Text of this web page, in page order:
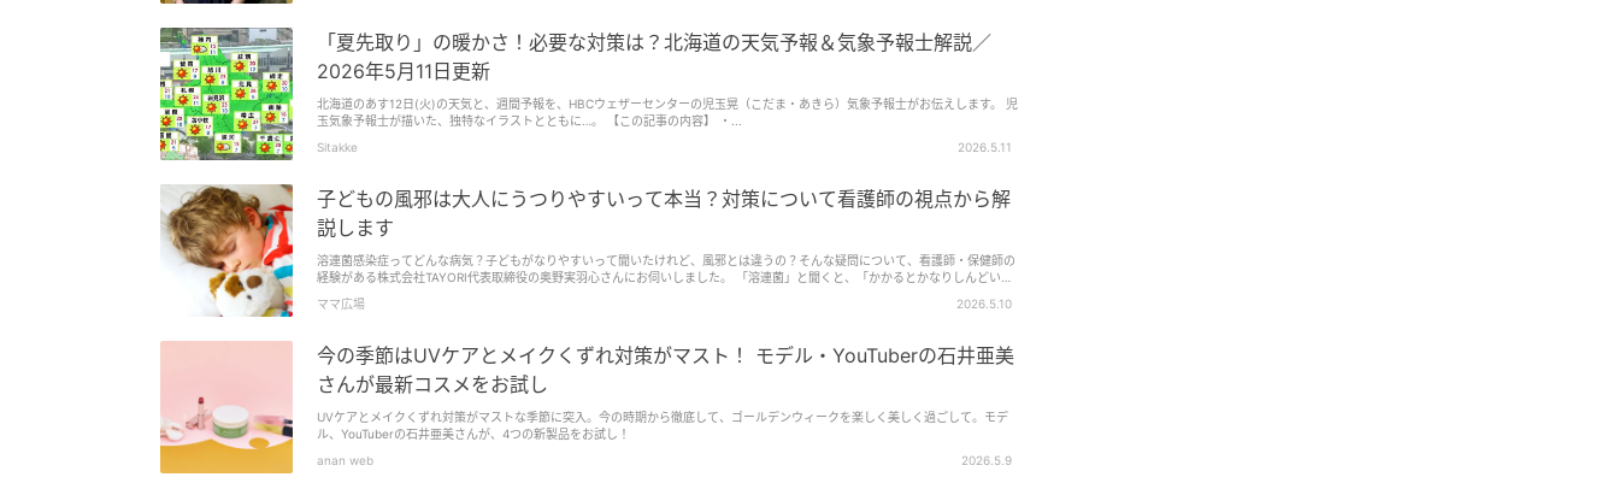
「夏先取り」の暖かさ！必要な対策は？北海道の天気予報＆気象予報士解説／
2026年5月11日更新
北海道のあす12日(火)の天気と、週間予報を、HBCウェザーセンターの児玉晃（こだま・あきら）気象予報士がお伝えします。 児
玉気象予報士が描いた、独特なイラストとともに…。 【この記事の内容】 ・...
Sitakke
2026.5.11
子どもの風邪は大人にうつりやすいって本当？対策について看護師の視点から解
説します
溶連菌感染症ってどんな病気？子どもがなりやすいって聞いたけれど、風邪とは違うの？そんな疑問について、看護師・保健師の
経験がある株式会社TAYORI代表取締役の奥野実羽心さんにお伺いしました。 「溶連菌」と聞くと、「かかるとかなりしんどい」
ママ広場 2026.5.10
今の季節はUVケアとメイクくずれ対策がマスト！ モデル・YouTuberの石井亜美
さんが最新コスメをお試し
UVケアとメイクくずれ対策がマストな季節に突入。今の時期から徹底して、ゴールデンウィークを楽しく美しく過ごして。モデ
ル、YouTuberの石井亜美さんが、4つの新製品をお試し！
anan web
2026.5.9